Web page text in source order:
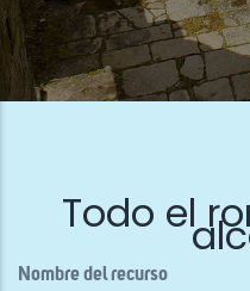
Todo el
Nombre del recurso